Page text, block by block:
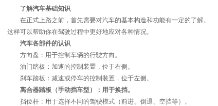
了解汽车基础知识
在正式上路之前，首先需要对汽车的基本构造和功能有一定的了解。
这样可以帮助你在驾驶过程中更好地应对各种情况。
汽车各部件的认识
方向盘：用于控制车辆的行驶方向。
油门踏板：加速的控制装置，位于右侧。
刹车踏板：减速或停车的控制装置，位于左侧。
离合器踏板（手动挡车型）：用于换挡。
挡位杆：用于选择不同的驾驶模式（前进、倒退、空挡等）。